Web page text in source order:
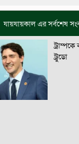
যায়যায়কাল এর সর্বশেষ
ট্রুডো